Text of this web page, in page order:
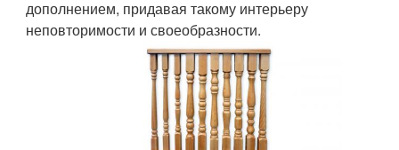
дополнением, придавая такому интерьеру
неповторимости и своеобразности.